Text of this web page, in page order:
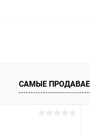
Сравнение
В наличии
САМЫЕ